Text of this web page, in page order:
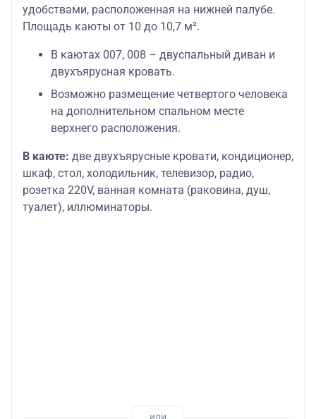
удобствами, расположенная на нижней палубе.
Площадь каюты от 10 до 10,7 м².
В каютах 007, 008 – двуспальный диван и
двухъярусная кровать.
Возможно размещение четвертого человека
на дополнительном спальном месте
верхнего расположения.
В каюте: две двухъярусные кровати, кондиционер,
шкаф, стол, холодильник, телевизор, радио,
розетка 220V, ванная комната (раковина, душ,
туалет), иллюминаторы.